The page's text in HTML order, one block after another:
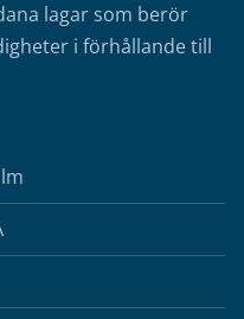
lagar som berör
i förhållande till